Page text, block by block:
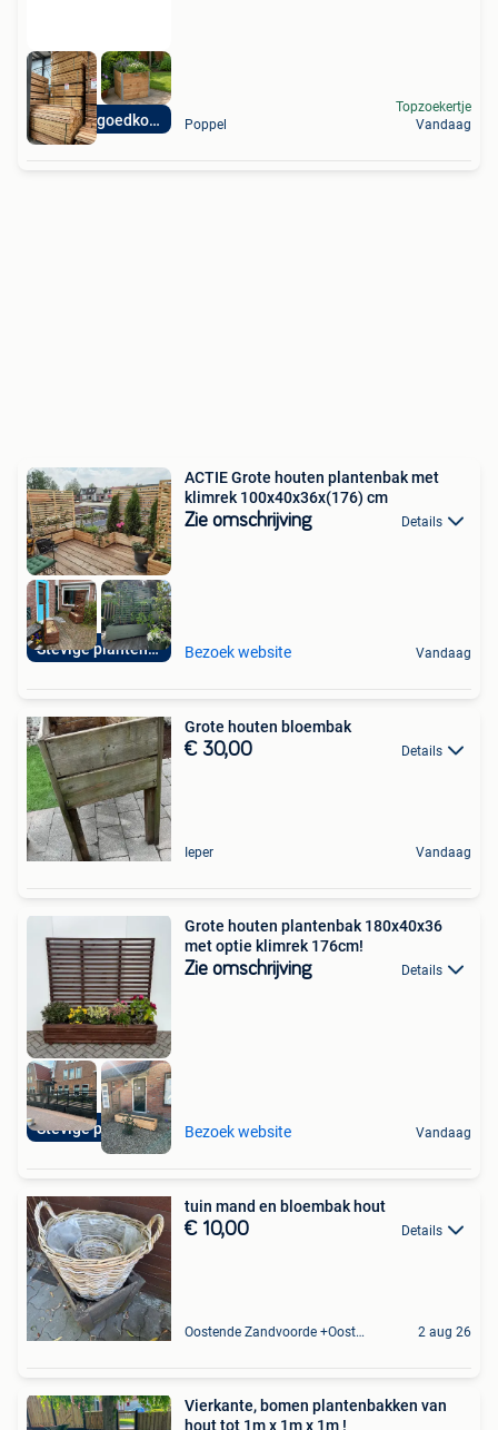
Groot in goedkoop Poppel
Topzoekertje
Vandaag
Stevige plantenbak
ACTIE Grote houten plantenbak met
klimrek 100x40x36x(176) cm
Zie omschrijving Details
Bezoek website Vandaag
Grote houten bloembak
€ 30,00 Details
Ieper Vandaag
Stevige plantenbak
Grote houten plantenbak 180x40x36
met optie klimrek 176cm!
Zie omschrijving Details
Bezoek website Vandaag
tuin mand en bloembak hout
€ 10,00 Details
Oostende Zandvoorde +Oostende 2 aug 26
Vierkante, bomen plantenbakken van
hout tot 1m x 1m x 1m !